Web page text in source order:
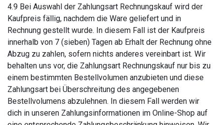
4.9 Bei Auswahl der Zahlungsart Rechnungskauf wird der
Kaufpreis fällig, nachdem die Ware geliefert und in
Rechnung gestellt wurde. In diesem Fall ist der Kaufpreis
innerhalb von 7 (sieben) Tagen ab Erhalt der Rechnung ohne
Abzug zu zahlen, sofern nichts anderes vereinbart ist. Wir
behalten uns vor, die Zahlungsart Rechnungskauf nur bis zu
einem bestimmten Bestellvolumen anzubieten und diese
Zahlungsart bei Überschreitung des angegebenen
Bestellvolumens abzulehnen. In diesem Fall werden wir
dich in unseren Zahlungsinformationen im Online-Shop auf